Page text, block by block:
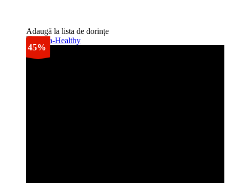
Adaugă la lista de dorințe
45%